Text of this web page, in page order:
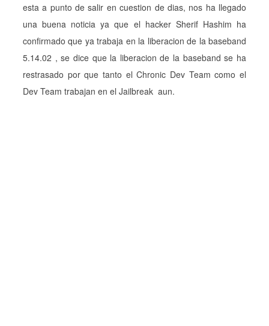
esta a punto de salir en cuestion de dias, nos ha llegado
una buena noticia ya que el hacker Sherif Hashim ha
confirmado que ya trabaja en la liberacion de la baseband
5.14.02 , se dice que la liberacion de la baseband se ha
restrasado por que tanto el Chronic Dev Team como el
Dev Team trabajan en el Jailbreak aun.